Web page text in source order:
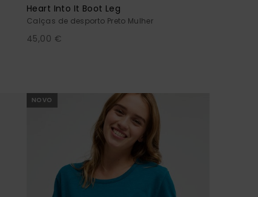
Heart Into It Boot Leg
Calças de desporto Preto Mulher
45,00 €
NOVO